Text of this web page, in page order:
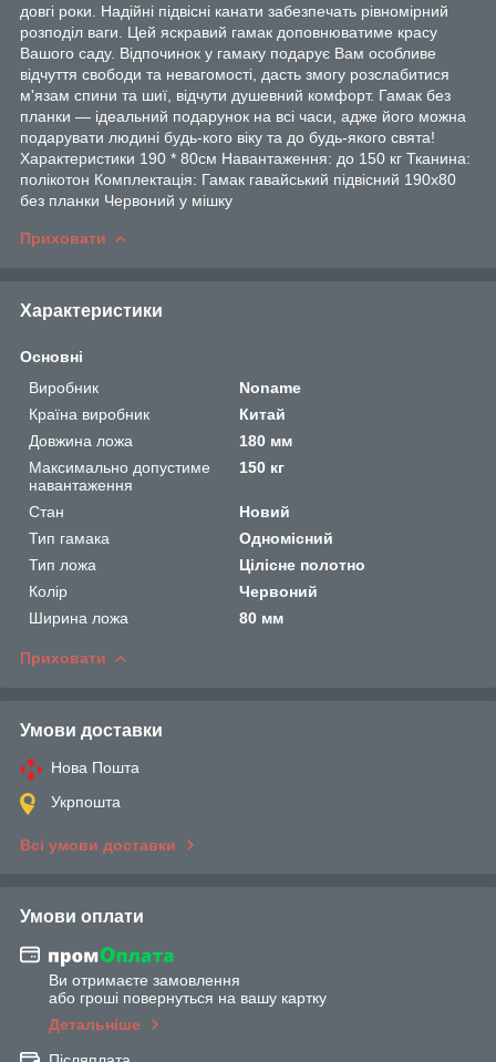
довгі роки. Надійні підвісні канати забезпечать рівномірний
розподіл ваги. Цей яскравий гамак доповнюватиме красу
Вашого саду. Відпочинок у гамаку подарує Вам особливе
відчуття свободи та невагомості, дасть змогу розслабитися
м'язам спини та шиї, відчути душевний комфорт. Гамак без
планки — ідеальний подарунок на всі часи, адже його можна
подарувати людині будь-кого віку та до будь-якого свята!
Характеристики 190 * 80см Навантаження: до 150 кг Тканина:
полікотон Комплектація: Гамак гавайський підвісний 190х80
без планки Червоний у мішку
Приховати
Характеристики
Основні
Виробник
Noname
Країна виробник
Китай
Довжина ложа
180 мм
Максимально допустиме
навантаження
150 кг
Стан
Новий
Тип гамака
Одномісний
Тип ложа
Цілісне полотно
Колір
Червоний
Ширина ложа
80 мм
Приховати
Умови доставки
Нова Пошта
Укрпошта
Всі умови доставки
Умови оплати
Ви отримаєте замовлення
або гроші повернуться на вашу картку
Детальніше